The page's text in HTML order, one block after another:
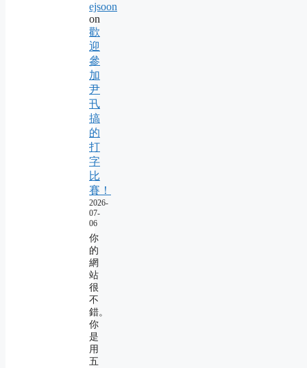
ejsoon
on
歡
迎
參
加
尹
卂
搞
的
打
字
比
賽！
2026-
07-
06
你
的
網
站
很
不
錯。
你
是
用
五